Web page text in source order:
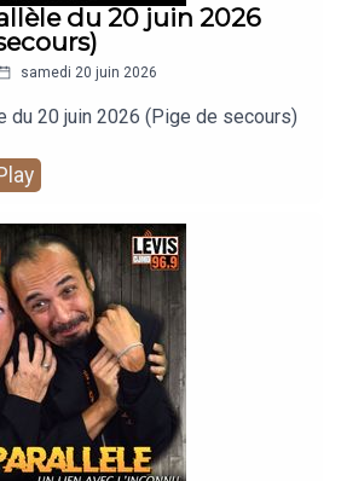
du 20 juin 2026
samedi 20 juin 2026
Zone Parallèle du 20 juin 2026 (Pige de secours)